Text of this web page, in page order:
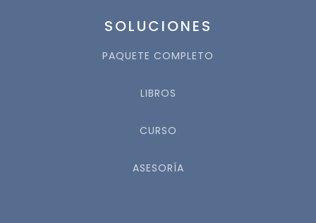
SOLUCIONES
PAQUETE COMPLETO
LIBROS
CURSO
ASESORÍA